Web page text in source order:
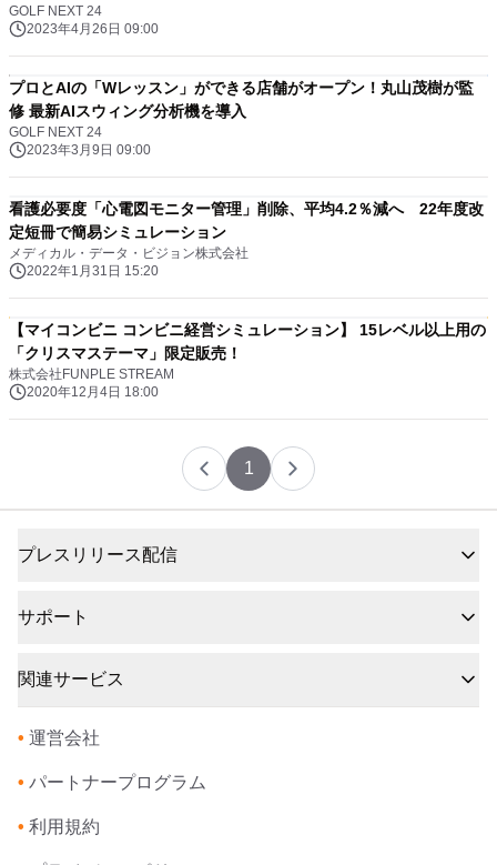
GOLF NEXT 24
2023年4月26日 09:00
プロとAIの「Wレッスン」ができる店舗がオープン！丸山茂樹が監
修 最新AIスウィング分析機を導入
GOLF NEXT 24
2023年3月9日 09:00
看護必要度「心電図モニター管理」削除、平均4.2％減へ 22年度改
定短冊で簡易シミュレーション
メディカル・データ・ビジョン株式会社
2022年1月31日 15:20
【マイコンビニ コンビニ経営シミュレーション】 15レベル以上用の
「クリスマステーマ」限定販売！
株式会社FUNPLE STREAM
2020年12月4日 18:00
1
プレスリリース配信
サポート
関連サービス
• 運営会社
• パートナープログラム
• 利用規約